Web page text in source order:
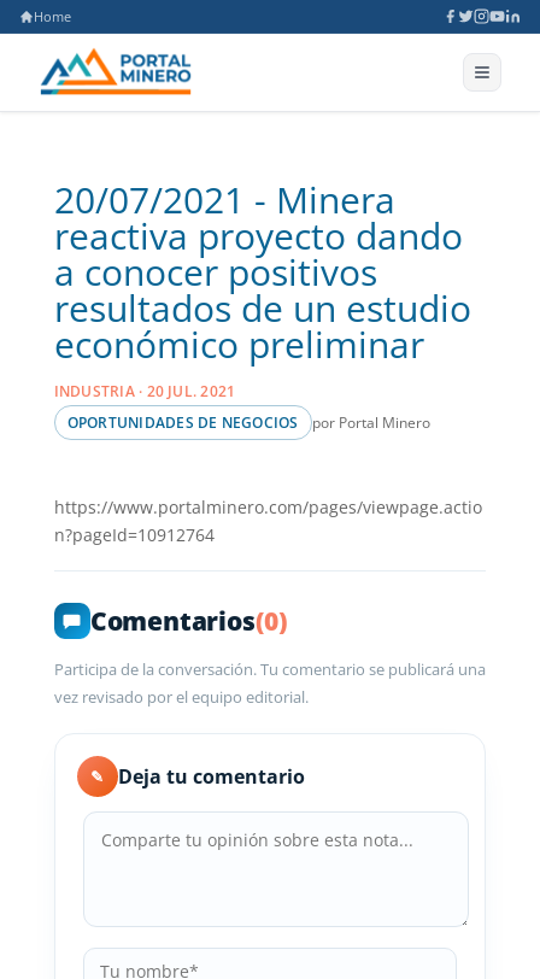
Home
20/07/2021 - Minera
reactiva proyecto dando
a conocer positivos
resultados de un estudio
económico preliminar
INDUSTRIA · 20 JUL. 2021
OPORTUNIDADES DE NEGOCIOS
por Portal Minero
https://www.portalminero.com/pages/viewpage.actio
n?pageId=10912764
Comentarios(0)
Participa de la conversación. Tu comentario se publicará una
vez revisado por el equipo editorial.
✎ Deja tu comentario